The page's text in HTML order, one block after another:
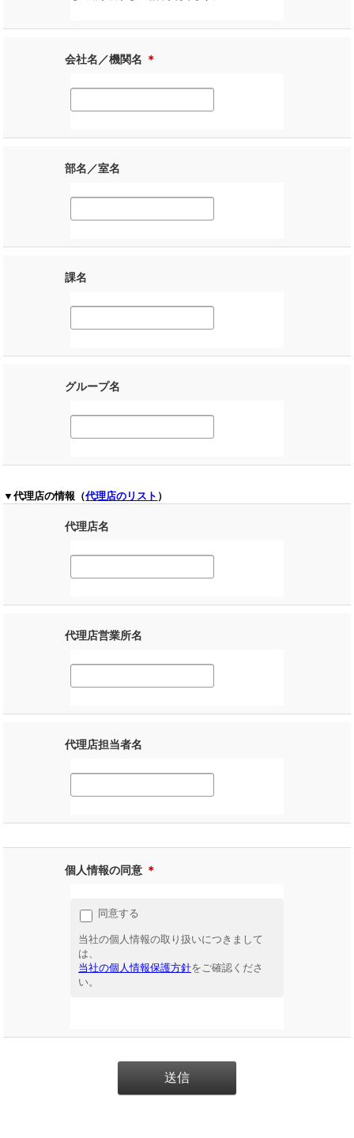
会社名／機関名 ＊
部名／室名
課名
グループ名
▼代理店の情報（代理店のリスト ）
代理店名
代理店営業所名
代理店担当者名
個人情報の同意 ＊
同意する
当社の個人情報の取り扱いにつきまして
は、
当社の個人情報保護方針をご確認くださ
い。